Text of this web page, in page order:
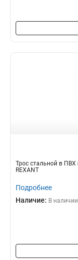
Трос стальной в
REXANT
Подробнее
Наличие: В наличии